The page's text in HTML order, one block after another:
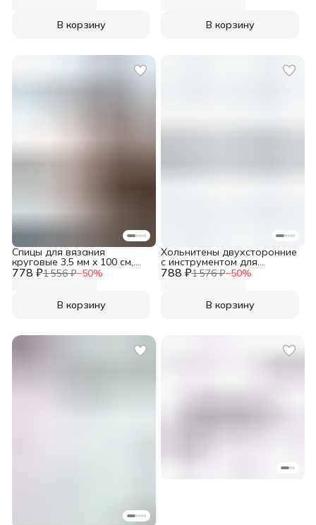
В корзину
В корзину
778 ₽1 556 ₽−50%
Спицы для вязания
круговые 3,5 мм x 100 см,
Prym, 212136
В корзину
788 ₽1 576 ₽−50%
Хольнитены двухсторонние
с инструментом для
установки, 9 мм, 15 шт, цвет
В корзину